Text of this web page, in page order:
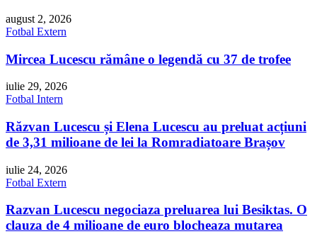
august 2, 2026
Fotbal Extern
Mircea Lucescu rămâne o legendă cu 37 de trofee
iulie 29, 2026
Fotbal Intern
Răzvan Lucescu și Elena Lucescu au preluat acțiuni
de 3,31 milioane de lei la Romradiatoare Brașov
iulie 24, 2026
Fotbal Extern
Razvan Lucescu negociaza preluarea lui Besiktas. O
clauza de 4 milioane de euro blocheaza mutarea